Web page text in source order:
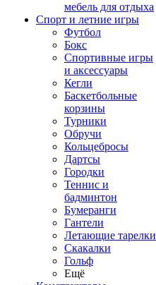
мебель для отдыха
Спорт и летние игры
Футбол
Бокс
Спортивные игры
и аксессуары
Кегли
Баскетбольные
корзины
Турники
Обручи
Кольцебросы
Дартсы
Городки
Теннис и
бадминтон
Бумеранги
Гантели
Летающие тарелки
Скакалки
Гольф
Ещё